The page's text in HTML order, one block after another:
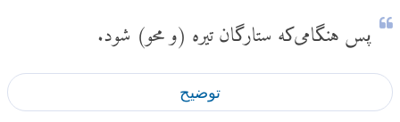
پس هنگامی‌که ستارگان تیره (و محو) شود.
توضیح